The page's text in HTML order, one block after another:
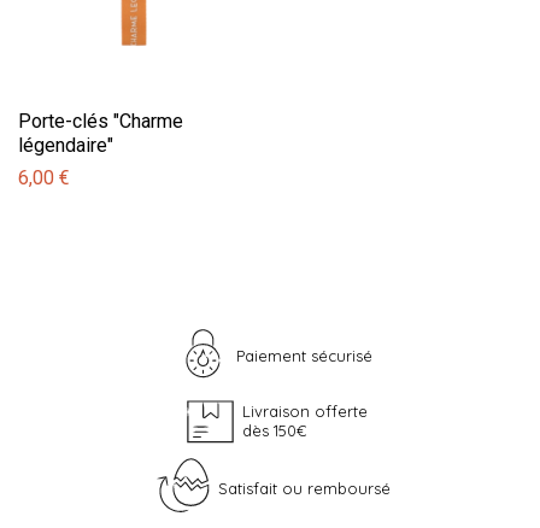
Porte-clés "Charme
légendaire"
6,00 €
Paiement sécurisé
Livraison offerte
dès 150€
Satisfait ou remboursé